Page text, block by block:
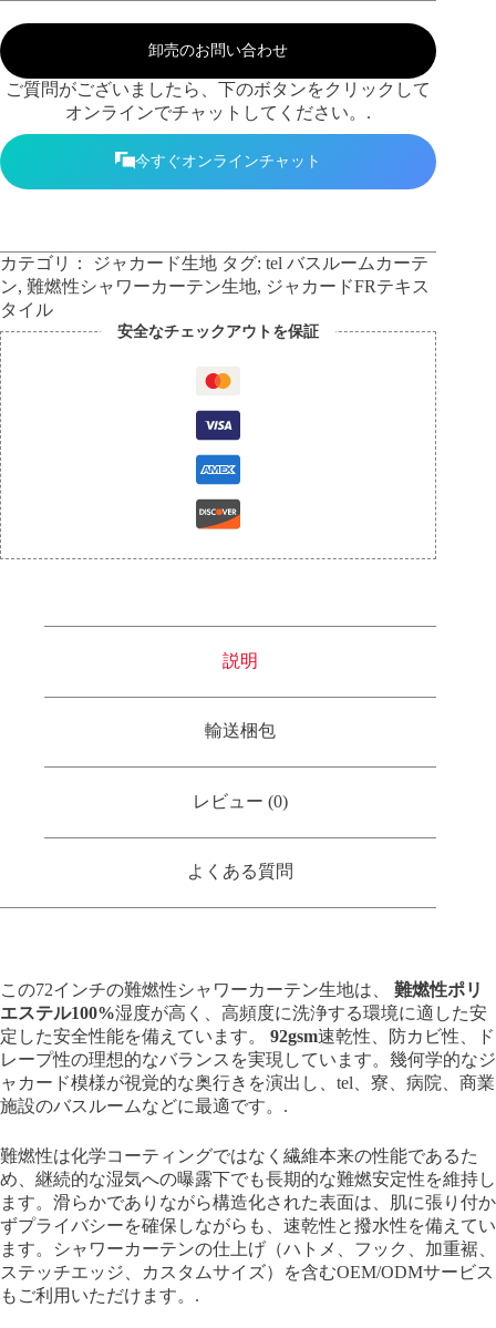
卸売のお問い合わせ
ご質問がございましたら、下のボタンをクリックして
オンラインでチャットしてください。.
今すぐオンラインチャット
カテゴリ： ジャカード生地 タグ: tel バスルームカーテ
ン, 難燃性シャワーカーテン生地, ジャカードFRテキス
タイル
安全なチェックアウトを保証
説明
輸送梱包
レビュー (0)
よくある質問
この72インチの難燃性シャワーカーテン生地は、 難燃性ポリ
エステル100%湿度が高く、高頻度に洗浄する環境に適した安
定した安全性能を備えています。 92gsm速乾性、防カビ性、ド
レープ性の理想的なバランスを実現しています。幾何学的なジ
ャカード模様が視覚的な奥行きを演出し、tel、寮、病院、商業
施設のバスルームなどに最適です。.
難燃性は化学コーティングではなく繊維本来の性能であるた
め、継続的な湿気への曝露下でも長期的な難燃安定性を維持し
ます。滑らかでありながら構造化された表面は、肌に張り付か
ずプライバシーを確​​保しながらも、速乾性と撥水性を備えてい
ます。シャワーカーテンの仕上げ（ハトメ、フック、加重裾、
ステッチエッジ、カスタムサイズ）を含むOEM/ODMサービス
もご利用いただけます。.